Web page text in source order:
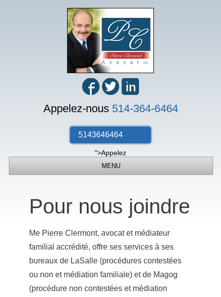
Appelez-nous 514-364-6464
5143646464
">Appelez
MENU
Pour nous joindre
Me Pierre Clermont, avocat et médiateur
familial accrédité, offre ses services à ses
bureaux de LaSalle (procédures contestées
ou non et médiation familiale) et de Magog
(procédure non contestées et médiation